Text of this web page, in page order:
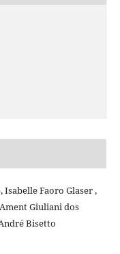
Isabelle Faoro Glaser ,
Giuliani dos
Bisetto